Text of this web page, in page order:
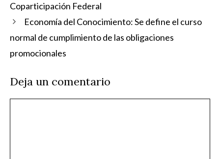
Coparticipación Federal
Economía del Conocimiento: Se define el curso
normal de cumplimiento de las obligaciones
promocionales
Deja un comentario